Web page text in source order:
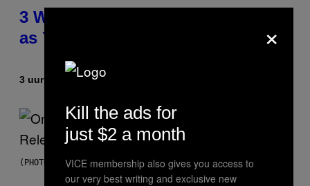
3 Ways Your Music Taste Changes
as You Get Older
3 uur geledenDoor
(PHOTO BY GARY GERSHOFF/WIREIMAGE)
×
Kill the ads for
just $2 a month
VICE membership also gives you access to
our very best writing and exclusive new